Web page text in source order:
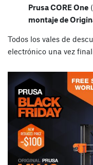
Prusa CORE One
montaje de
Todos los vales de
electrónico una vez